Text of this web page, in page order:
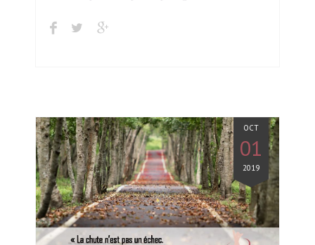
OCT
01
2019